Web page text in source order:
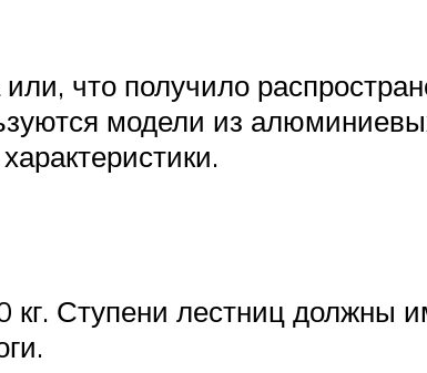
что получило
модели из
кг. Ступени лестниц должны